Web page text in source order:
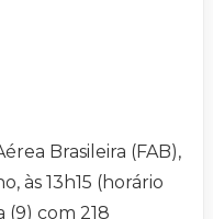
Brasileira (FAB),
às 13h15 (horário
(9) com 218